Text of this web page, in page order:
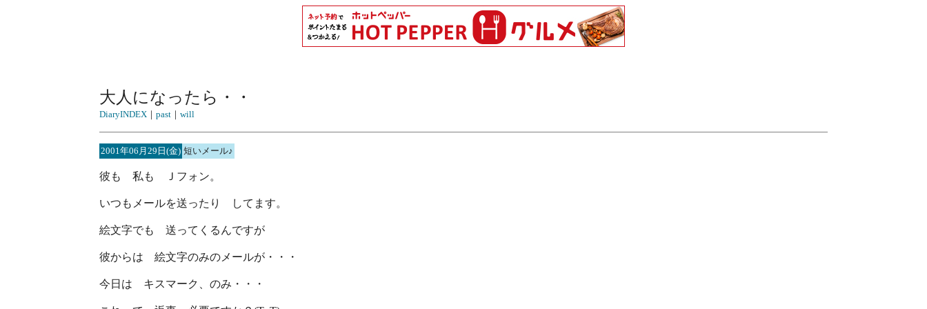
大人になったら・・
DiaryINDEX ｜ past ｜ will
2001年06月29日(金) 短いメール♪
彼も 私も Ｊフォン。
いつもメールを送ったり してます。
絵文字でも 送ってくるんですが
彼からは 絵文字のみのメールが・・・
今日は キスマーク、のみ・・・